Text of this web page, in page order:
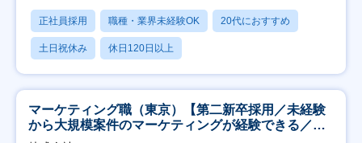
正社員採用 職種・業界未経験OK 20代におすすめ
土日祝休み 休日120日以上
マーケティング職（東京）【第二新卒採用／未経験
から大規模案件のマーケティングが経験できる／研
修充実】